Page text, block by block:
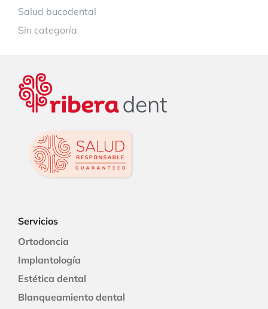
Salud bucodental
Sin categoría
Servicios
Ortodoncia
Implantología
Estética dental
Blanqueamiento dental